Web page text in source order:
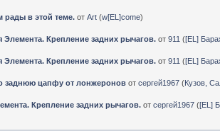
рады в этой теме. отArt (w[EL]come)
Крепление задних рычагов. от911 ([EL]
Крепление задних рычагов. от911 ([EL]
заднюю цапфу от лонжеронов отсергей1967 (Кузов,
Крепление задних рычагов. отсергей1967 ([EL]